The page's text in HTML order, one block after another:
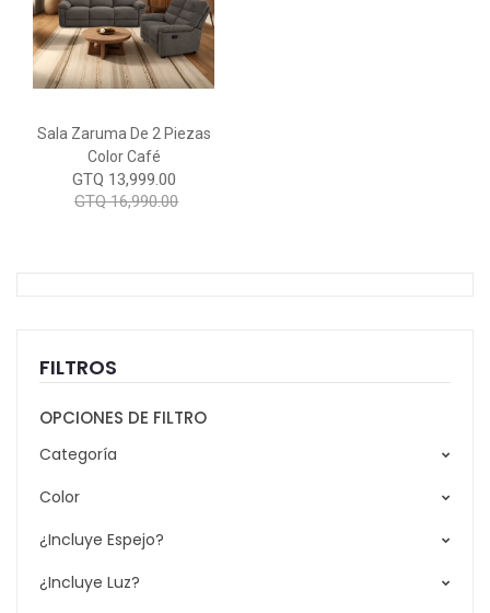
Sala Zaruma De 2 Piezas
Color Café
GTQ 13,999.00
GTQ 16,990.00
FILTROS
OPCIONES DE FILTRO
Categoría
Color
¿Incluye Espejo?
¿Incluye Luz?